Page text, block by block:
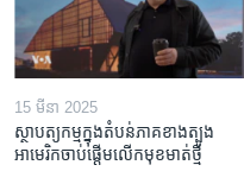
15 មីនា 2025
ស្ថាបត្យកម្ម​ក្នុង​តំបន់​ភាគ​ខាង​ត្បូង​
អាមេរិក​ចាប់ផ្តើម​លើក​មុខមាត់​ថ្មី